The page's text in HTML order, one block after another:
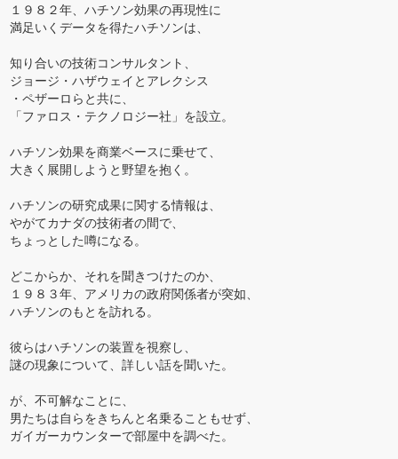
１９８２年、ハチソン効果の再現性に
満足いくデータを得たハチソンは、
知り合いの技術コンサルタント、
ジョージ・ハザウェイとアレクシス
・ペザーロらと共に、
「ファロス・テクノロジー社」を設立。
ハチソン効果を商業ベースに乗せて、
大きく展開しようと野望を抱く。
ハチソンの研究成果に関する情報は、
やがてカナダの技術者の間で、
ちょっとした噂になる。
どこからか、それを聞きつけたのか、
１９８３年、アメリカの政府関係者が突如、
ハチソンのもとを訪れる。
彼らはハチソンの装置を視察し、
謎の現象について、詳しい話を聞いた。
が、不可解なことに、
男たちは自らをきちんと名乗ることもせず、
ガイガーカウンターで部屋中を調べた。